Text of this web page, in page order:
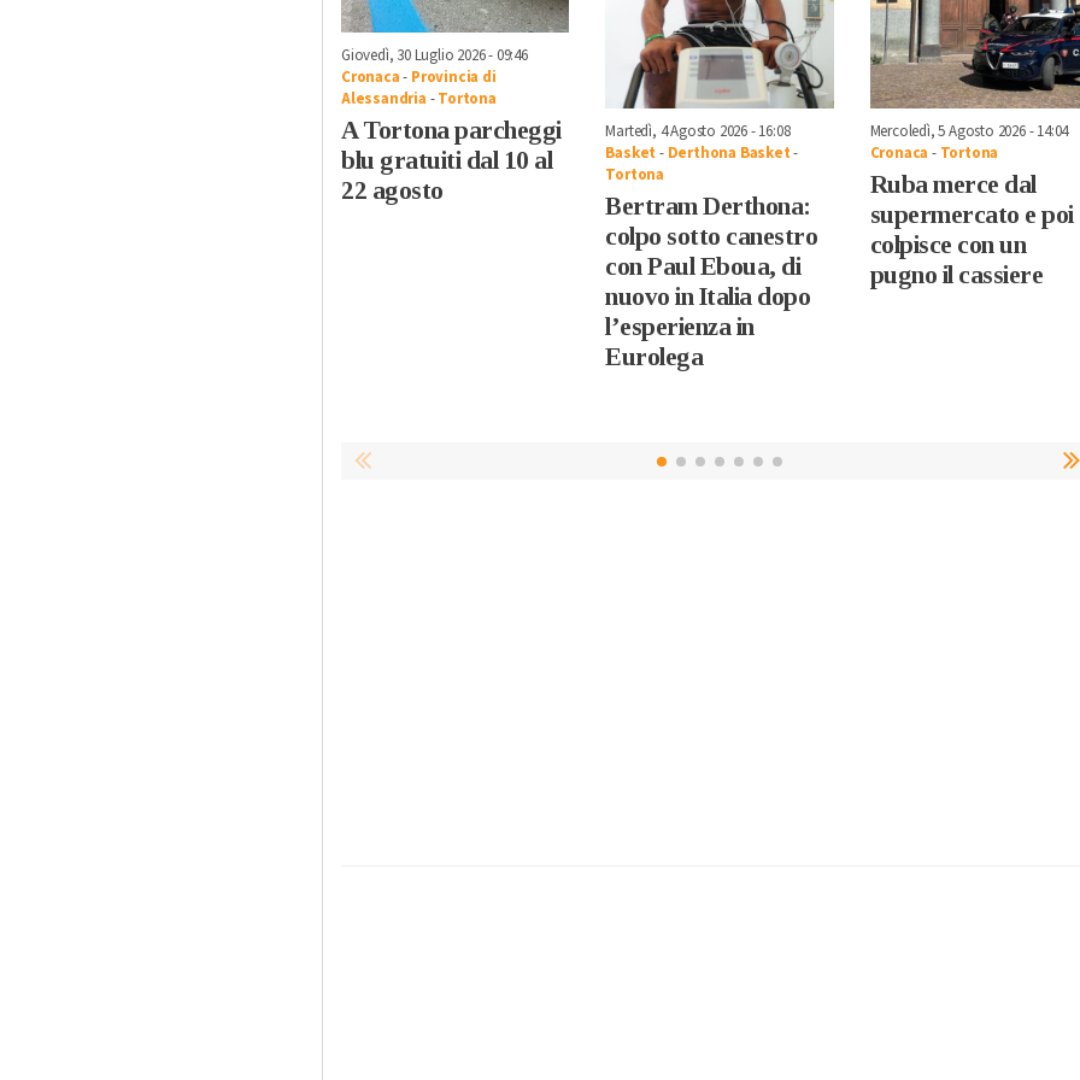
Giovedì, 30 Luglio 2026 - 09:46
Cronaca- Provincia di
Alessandria -Tortona
A Tortona parcheggi
blu gratuiti dal 10 al
22 agosto
Martedì, 4 Agosto 2026 - 16:08
Basket - Derthona Basket-
Tortona
Bertram Derthona:
colpo sotto canestro
con Paul Eboua, di
nuovo in Italia dopo
l’esperienza in
Eurolega
Mercoledì, 5 Agosto 2026 - 14:04
Cronaca - Tortona
Ruba merce dal
supermercato e poi
colpisce con un
pugno il cassiere